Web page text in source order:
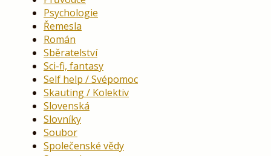
Psychologie
Řemesla
Román
Sběratelství
Sci-fi, fantasy
Self help / Svépomoc
Skauting / Kolektiv
Slovenská
Slovníky
Soubor
Společenské vědy